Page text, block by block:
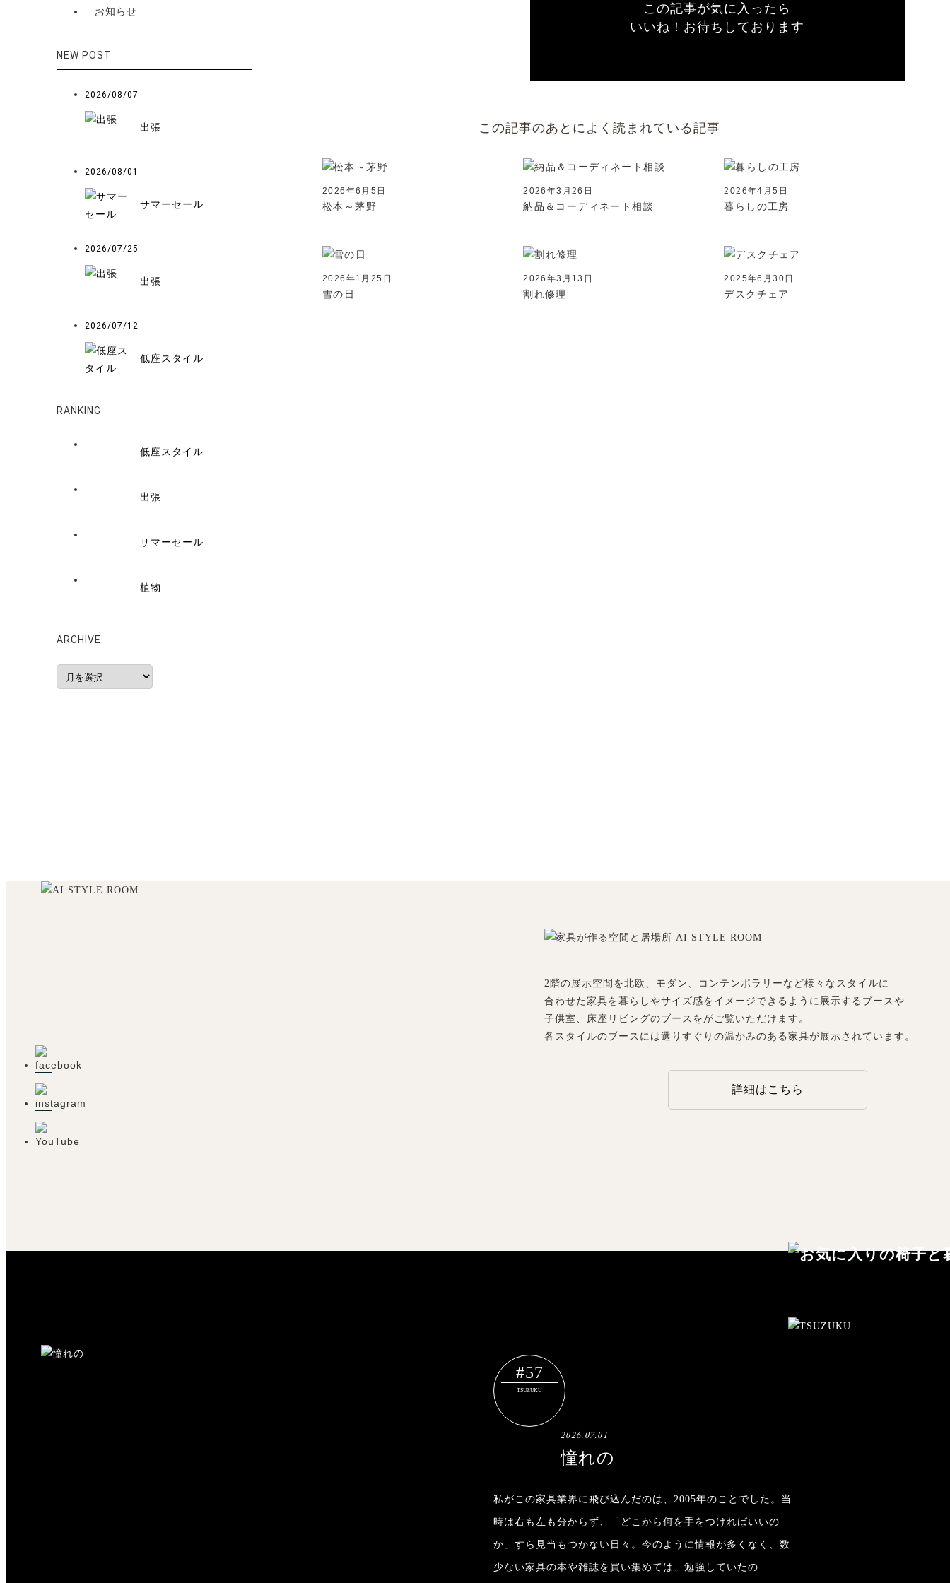
この記事が気に入ったら
いいね！お待ちしております
この記事のあとによく読まれている記事
2026年6月5日
松本～茅野
2026年3月26日
納品＆コーディネート相談
2026年4月5日
暮らしの工房
2026年1月25日
雪の日
2026年3月13日
割れ修理
2025年6月30日
デスクチェア
お知らせ
NEW POST
2026/08/07
出張
2026/08/01
サマーセール
2026/07/25
出張
2026/07/12
低座スタイル
RANKING
低座スタイル
出張
サマーセール
植物
ARCHIVE
2階の展示空間を北欧、モダン、コンテンポラリーなど様々なスタイルに
合わせた家具を暮らしやサイズ感をイメージできるように展示するブースや
子供室、床座リビングのブースをがご覧いただけます。
各スタイルのブースには選りすぐりの温かみのある家具が展示されています。
詳細はこちら
#57
TSUZUKU
2026.07.01
憧れの
私がこの家具業界に飛び込んだのは、2005年のことでした。当
時は右も左も分からず、「どこから何を手をつければいいの
か」すら見当もつかない日々。今のように情報が多くなく、数
少ない家具の本や雑誌を買い集めては、勉強していたの…